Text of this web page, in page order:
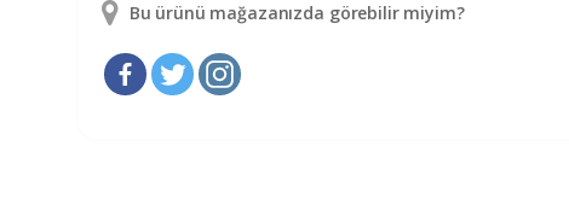
Bu ürünü mağazanızda görebilir miyim?